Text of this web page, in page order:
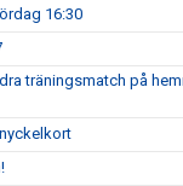
16:30
träningsmatch på